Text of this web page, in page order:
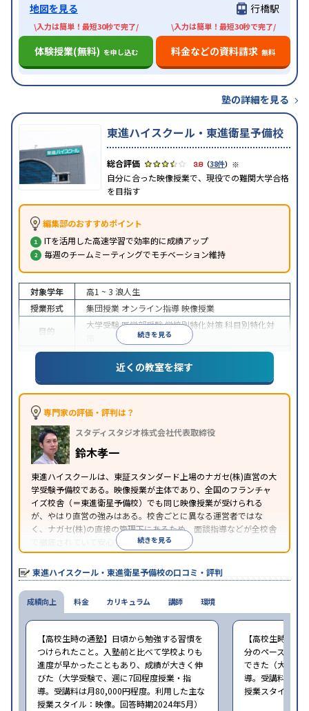
地図を見る 行橋駅
\入力は簡単！最短30秒で完了/
体験授業(無料) を申し込む
\入力は簡単！最短30秒で完了/
料金などの資料請求 無料
塾の詳細を見る
東進ハイスクール・東進衛星予備校
3.8（38件） ※
自分に合った映像授業で、現役での難関大学合格
を目指す
編集部のおすすめポイント
ITを活用した高速学習で効率的に成績アップ
毎週のチームミーティングでモチベーション維持
続きを見る
対象学年 高1 ~ 3 浪人生
授業形式
集団授業 オンライン指導映像授業
目的
大学受験医学部受験学校別特化対策科目別特化対
特待生・奨学金制度あり授業の振替可能学習に
PC・タブレットを利用1科目から受講可能
習のみの受講可
※2024年6月調査。大学受験塾・予備校のアンケート調査方法を参照
近くの教室を探す
専門家の評価・評判は？
スタディスタジオ株式会社代表取締役
鈴木孝一
東進ハイスクールは、東証スタンダード上場のナガセ(株)直営の大
学受験予備校である。映像授業が主体であり、全国のフランチャ
イズ校舎（＝東進衛星予備校）でも同じ映像授業が受けられる
が、やはり直営の強みはある。校舎ごとに異なる運営者ではな
く、ナガセ(株)の直接の管理下にあるため、面談指導などが全校舎
で徹底されていて安心できる。
東進衛星予備校は、運営会社により指導方針や校舎のルールが異
なる。体験授業では、授業のみで判断するのではなく、担当者や
校舎雰囲気、校舎での合格実績などを確認すると良いだろう。
続きを見る
東進ハイスクール・東進衛星予備校の口コミ・評判
成績向上
【高校生時の通塾】日頃から勉強する習慣を
つけられたこと。入塾前と比べて学校よりも
進度が早かったこともあり、成績が大きく伸
びた（大学受験で、週に7回程度授業・指
導。受講料は月80,000円程度。利用した主な
授業スタイル：映像。回答時期2024年5月）
【高校生時の通
分のペースで進
できた（大学受
導。受講料は月
授業スタイル：
料金 カリキュラム 講師 環境